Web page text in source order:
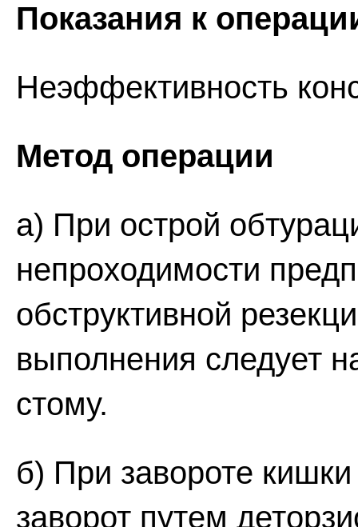
Показания к
Неэффективность
Метод операции
а) При острой
непроходимости
обструктивной
выполнения следует
стому.
б) При завороте
заворот путем